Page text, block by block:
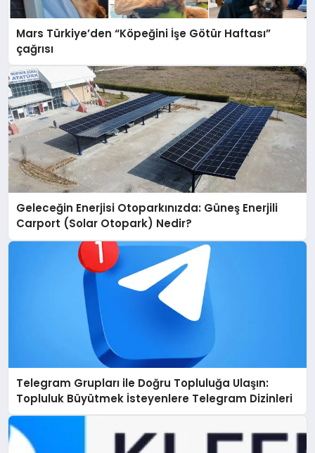
Mars Türkiye’den “Köpeğini İşe Götür Haftası”
çağrısı
Geleceğin Enerjisi Otoparkınızda: Güneş Enerjili
Carport (Solar Otopark) Nedir?
Telegram Grupları ile Doğru Topluluğa Ulaşın:
Topluluk Büyütmek İsteyenlere Telegram Dizinleri